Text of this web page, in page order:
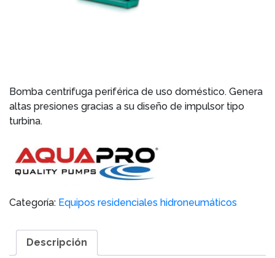
Bomba centrifuga periférica de uso doméstico. Genera
altas presiones gracias a su diseño de impulsor tipo
turbina.
Categoría: Equipos residenciales hidroneumáticos
Descripción